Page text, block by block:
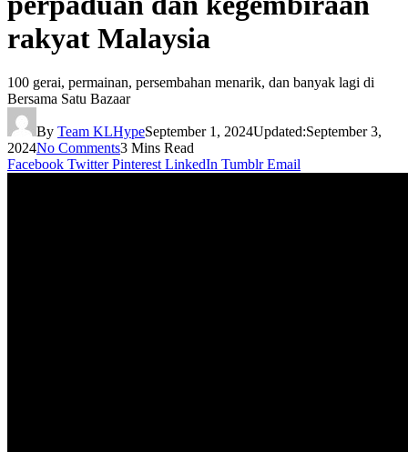
rakyat Malaysia
100 gerai, permainan, persembahan menarik, dan banyak lagi di
Bersama Satu Bazaar
By Team KLHypeSeptember 1, 2024Updated:September 3,
2024No Comments3 Mins Read
Facebook Twitter Pinterest LinkedIn Tumblr Email